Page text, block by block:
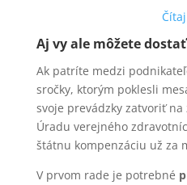
Aj vy ale môžete
Ak patríte medzi
sročky, ktorým poklesli
svoje prevádzky zatvoriť
Úradu verejného
štátnu kompenzáciu už za
V prvom rade je potrebné